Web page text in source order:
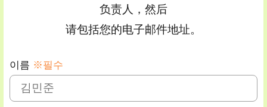
负责人，然后
请包括您的电子邮件地址。
이름 ※필수